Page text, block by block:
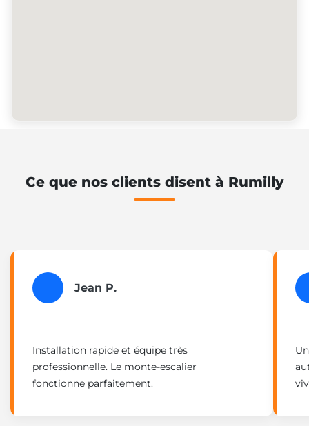
Ce que nos clients disent à Rumilly
Jean P.
Installation rapide et équipe très
professionnelle. Le monte-escalier
fonctionne parfaitement.